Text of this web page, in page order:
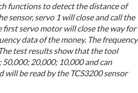
functions to detect the distance of
sensor, servo 1 will close and call the
first servo motor will close the way for
data of the money. The frequency
test results show that the tool
20,000; 10,000 and can
be read by the TCS3200 sensor